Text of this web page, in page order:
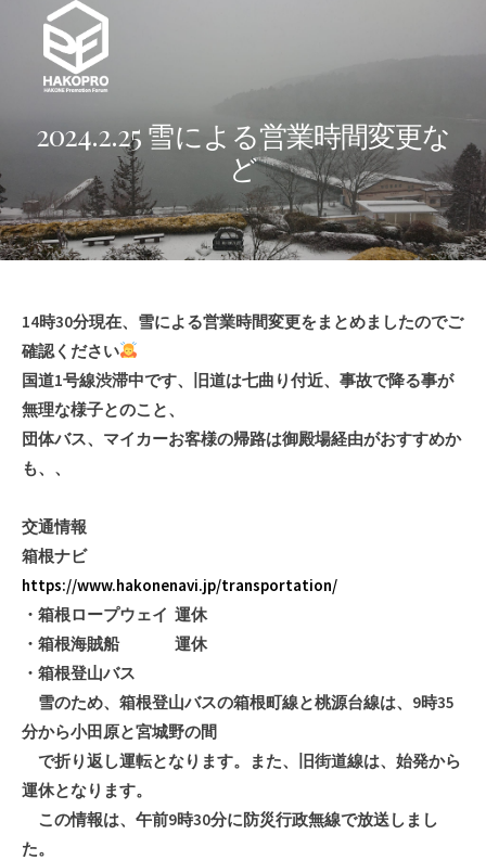
content
2024.2.25 雪による営業時間変更な
ど
14時30分現在、雪による営業時間変更をまとめましたのでご
確認ください
国道1号線渋滞中です、旧道は七曲り付近、事故で降る事が
無理な様子とのこと、
団体バス、マイカーお客様の帰路は御殿場経由がおすすめか
も、、
交通情報
箱根ナビ
https://www.hakonenavi.jp/transportation/
・箱根ロープウェイ 運休
・箱根海賊船 運休
・箱根登山バス
雪のため、箱根登山バスの箱根町線と桃源台線は、9時35
分から小田原と宮城野の間
で折り返し運転となります。また、旧街道線は、始発から
運休となります。
この情報は、午前9時30分に防災行政無線で放送しまし
た。